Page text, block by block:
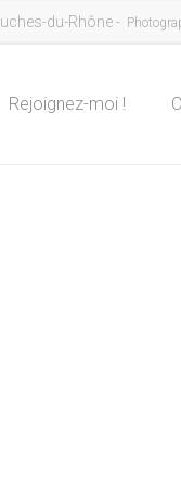
du-Rhône -
Rejoignez-moi !